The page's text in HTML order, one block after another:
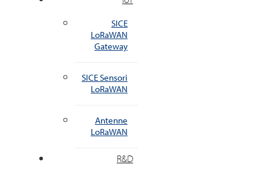
SICE
LoRaWAN
Gateway
SICE Sensori
LoRaWAN
Antenne
LoRaWAN
R&D